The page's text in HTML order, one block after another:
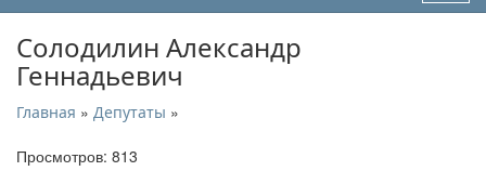
Солодилин Александр
Геннадьевич
Главная » Депутаты »
Просмотров: 813